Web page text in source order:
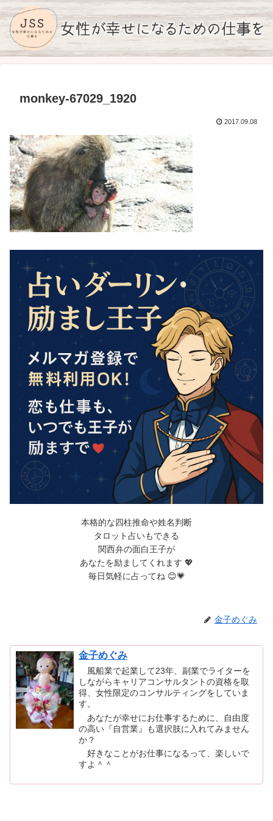
monkey-67029_1920
2017.09.08
本格的な四柱推命や姓名判断
タロット占いもできる
関西弁の面白王子が
あなたを励ましてくれます 💖
毎日気軽に占ってね 😊💗
金子めぐみ
金子めぐみ
風船業で起業して23年、副業でライターを
しながらキャリアコンサルタントの資格を取
得、女性限定のコンサルティングをしていま
す。
あなたが幸せにお仕事するために、自由度
の高い『自営業』も選択肢に入れてみません
か？
好きなことがお仕事になるって、楽しいで
すよ＾＾